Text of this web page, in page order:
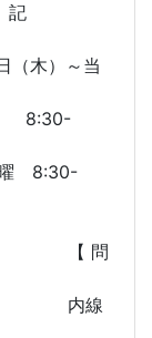
木）～当
8:30-